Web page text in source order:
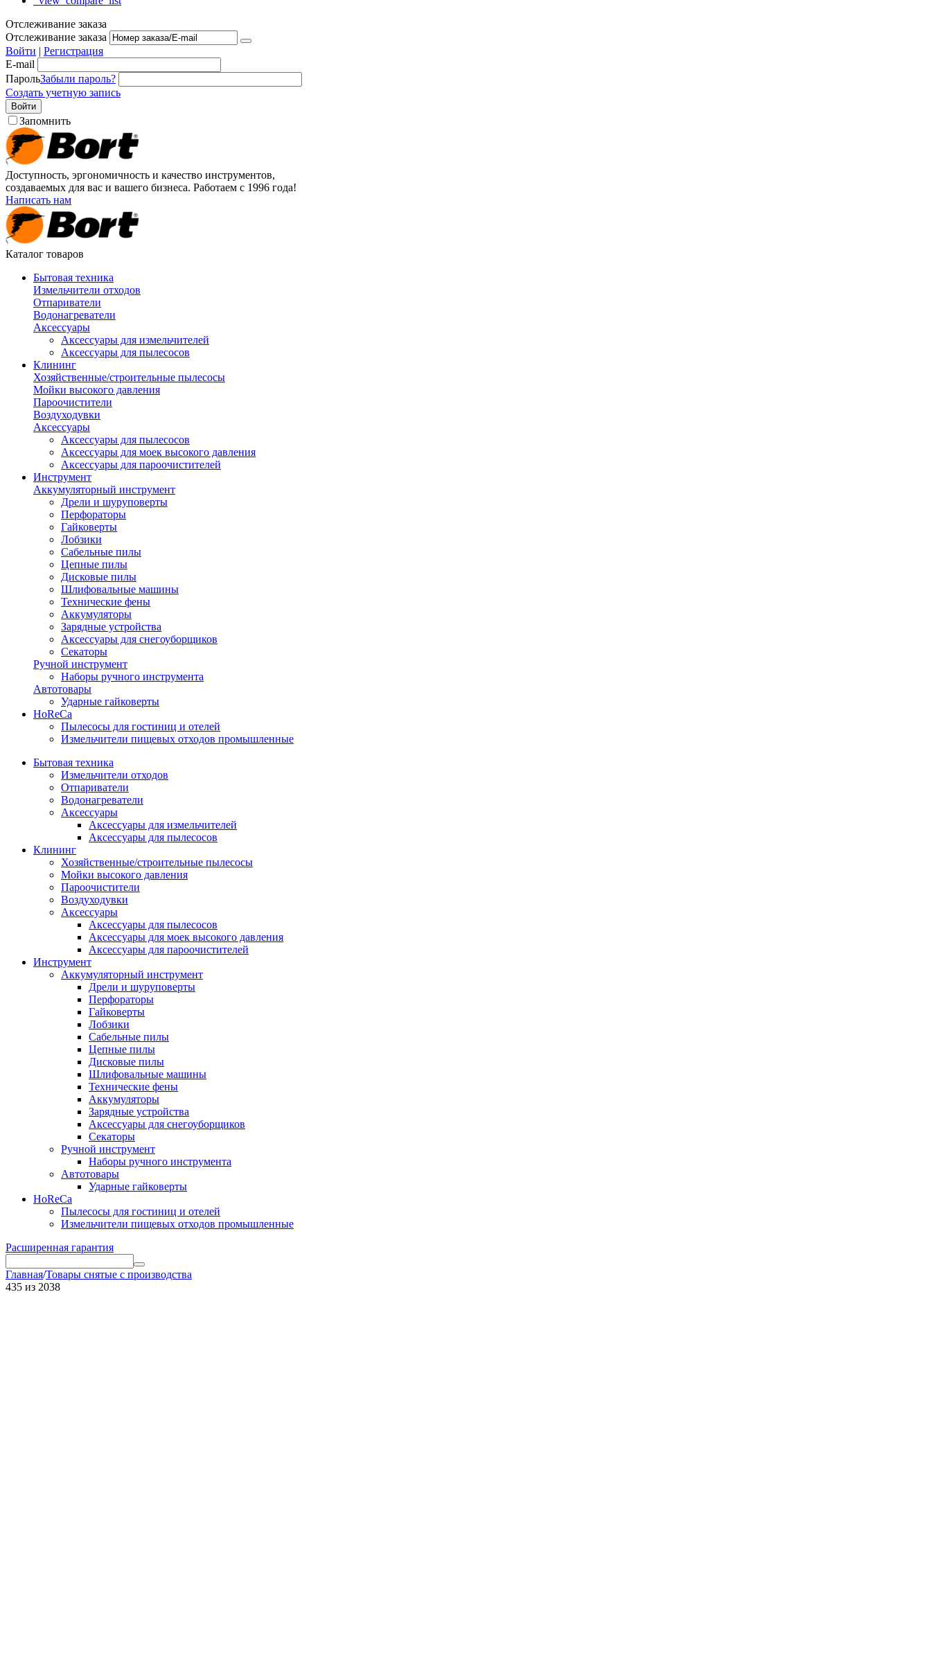
Отслеживание заказа
Отслеживание заказа
Войти | Регистрация
E-mail
ПарольЗабыли пароль?
Создать учетную запись
Войти
Запомнить
Доступность, эргономичность и качество инструментов,
создаваемых для вас и вашего бизнеса. Работаем с 1996 года!
Написать нам
Каталог товаров
Бытовая техника
Измельчители отходов
Отпариватели
Водонагреватели
Аксессуары
Аксессуары для измельчителей
Аксессуары для пылесосов
Клининг
Хозяйственные/строительные пылесосы
Мойки высокого давления
Пароочистители
Воздуходувки
Аксессуары
Аксессуары для пылесосов
Аксессуары для моек высокого давления
Аксессуары для пароочистителей
Инструмент
Аккумуляторный инструмент
Дрели и шуруповерты
Перфораторы
Гайковерты
Лобзики
Сабельные пилы
Цепные пилы
Дисковые пилы
Шлифовальные машины
Технические фены
Аккумуляторы
Зарядные устройства
Аксессуары для снегоуборщиков
Секаторы
Ручной инструмент
Наборы ручного инструмента
Автотовары
Ударные гайковерты
HoReCa
Пылесосы для гостиниц и отелей
Измельчители пищевых отходов промышленные
Бытовая техника
Измельчители отходов
Отпариватели
Водонагреватели
Аксессуары
Аксессуары для измельчителей
Аксессуары для пылесосов
Клининг
Хозяйственные/строительные пылесосы
Мойки высокого давления
Пароочистители
Воздуходувки
Аксессуары
Аксессуары для пылесосов
Аксессуары для моек высокого давления
Аксессуары для пароочистителей
Инструмент
Аккумуляторный инструмент
Дрели и шуруповерты
Перфораторы
Гайковерты
Лобзики
Сабельные пилы
Цепные пилы
Дисковые пилы
Шлифовальные машины
Технические фены
Аккумуляторы
Зарядные устройства
Аксессуары для снегоуборщиков
Секаторы
Ручной инструмент
Наборы ручного инструмента
Автотовары
Ударные гайковерты
HoReCa
Пылесосы для гостиниц и отелей
Измельчители пищевых отходов промышленные
Расширенная гарантия
Главная/Товары снятые с производства
435 из 2038